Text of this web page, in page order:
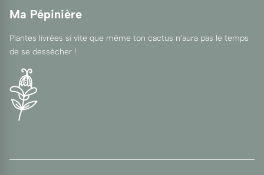
Ma Pépinière
Plantes livrées si vite que même ton cactus n’aura pas le temps
de se dessécher !